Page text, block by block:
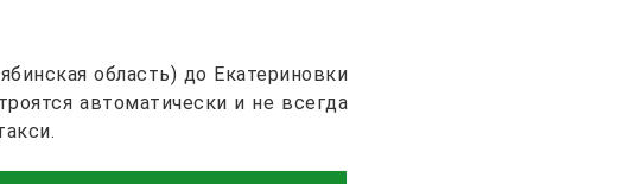
область) до Екатериновки
автоматически и не всегда